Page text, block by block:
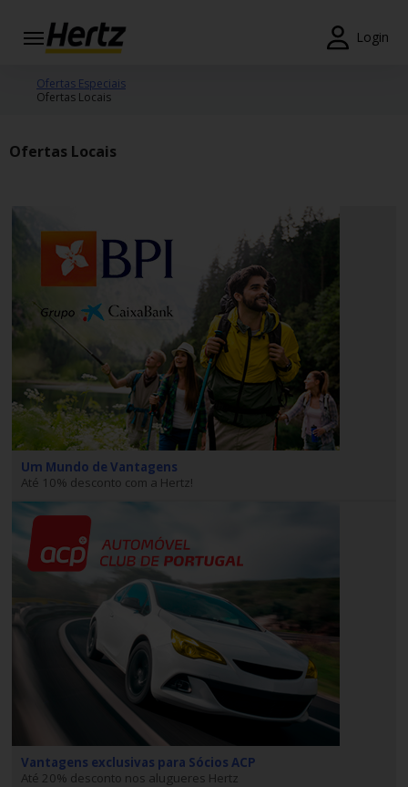
Login
Reservas
Estações
Join /
Gold
Overview
PT/PT
Ajuda
Carrinhas
Carros
Elétricos
Carros
Premium
Produtos
Serviços
Alugueres
Mensais
Ofertas Especiais
Ofertas Locais
Ofertas Locais
Um Mundo de Vantagens
Até 10% desconto com a Hertz!
Vantagens exclusivas para Sócios ACP
Até 20% desconto nos alugueres Hertz